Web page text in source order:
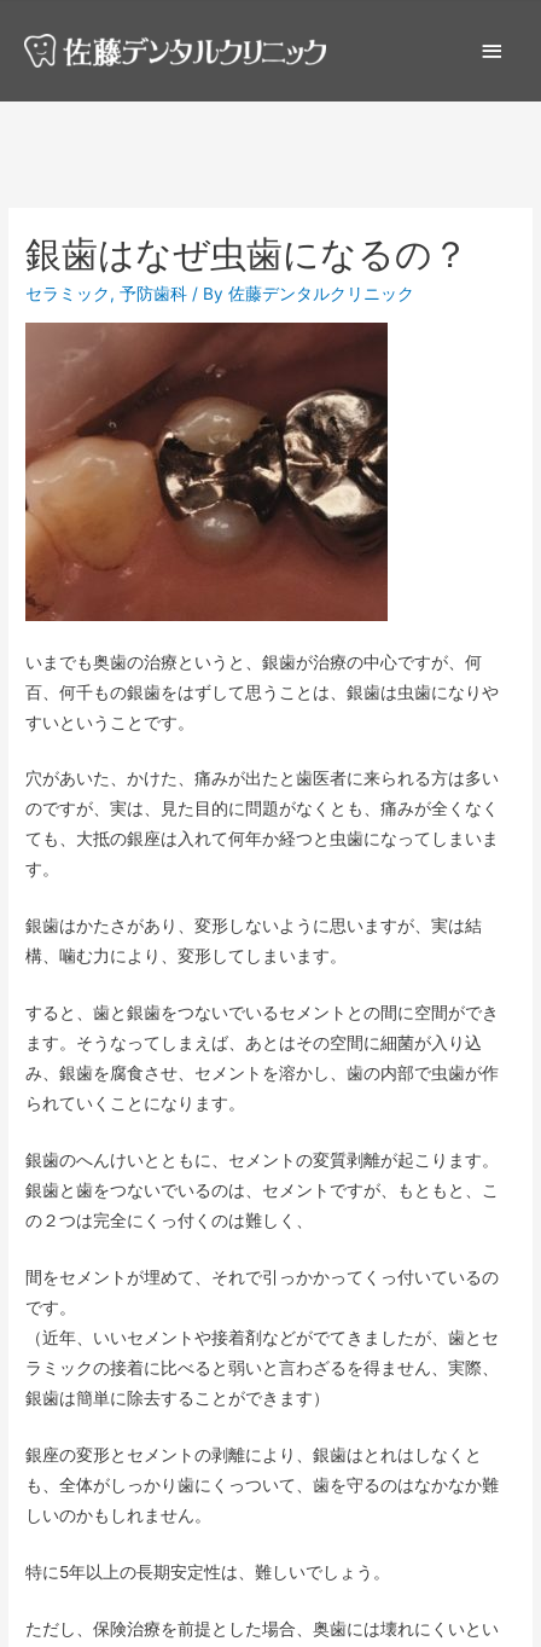
銀歯はなぜ虫歯になるの？
セラミック,予防歯科 / By佐藤デンタルクリニック
いまでも奥歯の治療というと、銀歯が治療の中心ですが、何
百、何千もの銀歯をはずして思うことは、銀歯は虫歯になりや
すいということです。
穴があいた、かけた、痛みが出たと歯医者に来られる方は多い
のですが、実は、見た目的に問題がなくとも、痛みが全くなく
ても、大抵の銀座は入れて何年か経つと虫歯になってしまいま
す。
銀歯はかたさがあり、変形しないように思いますが、実は結
構、噛む力により、変形してしまいます。
すると、歯と銀歯をつないでいるセメントとの間に空間ができ
ます。そうなってしまえば、あとはその空間に細菌が入り込
み、銀歯を腐食させ、セメントを溶かし、歯の内部で虫歯が作
られていくことになります。
銀歯のへんけいとともに、セメントの変質剥離が起こります。
銀歯と歯をつないでいるのは、セメントですが、もともと、こ
の２つは完全にくっ付くのは難しく、
間をセメントが埋めて、それで引っかかってくっ付いているの
です。
（近年、いいセメントや接着剤などがでてきましたが、歯とセ
ラミックの接着に比べると弱いと言わざるを得ません、実際、
銀歯は簡単に除去することができます）
銀座の変形とセメントの剥離により、銀歯はとれはしなくと
も、全体がしっかり歯にくっついて、歯を守るのはなかなか難
しいのかもしれません。
特に5年以上の長期安定性は、難しいでしょう。
ただし、保険治療を前提とした場合、奥歯には壊れにくいとい